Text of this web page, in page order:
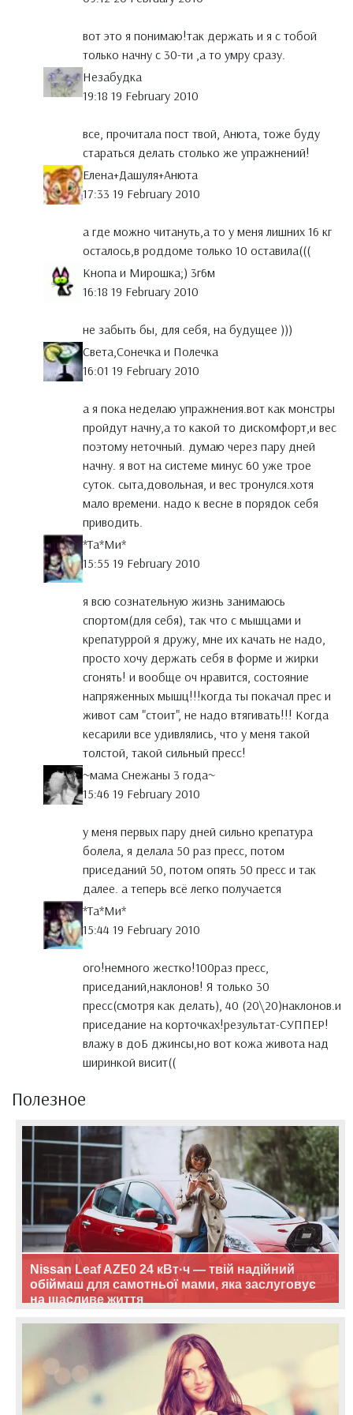
вот это я понимаю!так держать и я с тобой
только начну с 30-ти ,а то умру сразу.
Незабудка
19:18 19 February 2010
все, прочитала пост твой, Анюта, тоже буду
стараться делать столько же упражнений!
Елена+Дашуля+Анюта
17:33 19 February 2010
а где можно читануть,а то у меня лишних 16 кг
осталось,в роддоме только 10 оставила(((
Кнопа и Мирошка;) 3г6м
16:18 19 February 2010
не забыть бы, для себя, на будущее )))
Света,Сонечка и Полечка
16:01 19 February 2010
а я пока неделаю упражнения.вот как монстры
пройдут начну,а то какой то дискомфорт,и вес
поэтому неточный. думаю через пару дней
начну. я вот на системе минус 60 уже трое
суток. сыта,довольная, и вес тронулся.хотя
мало времени. надо к весне в порядок себя
приводить.
*Тa*Ми*
15:55 19 February 2010
я всю сознательную жизнь занимаюсь
спортом(для себя), так что с мышцами и
крепатуррой я дружу, мне их качать не надо,
просто хочу держать себя в форме и жирки
сгонять! и вообще оч нравится, состояние
напряженных мышц!!!когда ты покачал прес и
живот сам "стоит", не надо втягивать!!! Когда
кесарили все удивлялись, что у меня такой
толстой, такой сильный пресс!
~мама Снежаны 3 года~
15:46 19 February 2010
у меня первых пару дней сильно крепатура
болела, я делала 50 раз пресс, потом
приседаний 50, потом опять 50 пресс и так
далее. а теперь всё легко получается
*Тa*Ми*
15:44 19 February 2010
ого!немного жестко!100раз пресс,
приседаний,наклонов! Я только 30
пресс(смотря как делать), 40 (20\20)наклонов.и
приседание на корточках!результат-СУППЕР!
влажу в доБ джинсы,но вот кожа живота над
ширинкой висит((
Полезное
Nissan Leaf AZE0 24 кВт·ч — твій надійний
обіймаш для самотньої мами, яка заслуговує
на щасливе життя